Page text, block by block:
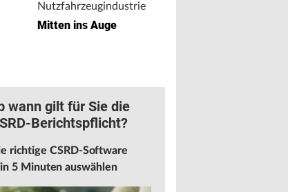
Nutzfahrzeugindustrie
Mitten ins Auge
wann gilt für Sie die
Berichtspflicht?
richtige CSRD-Software
in 5 Minuten auswählen